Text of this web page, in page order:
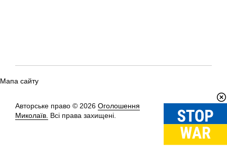
Мапа сайту
Авторське право © 2026 Оголошення
Миколаїв. Всі права захищені.
Вгору↑